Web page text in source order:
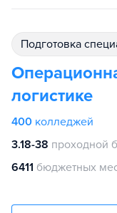
подготовка
логистике
400 колледжей
3.18-38 проходной
6411 бюджетных